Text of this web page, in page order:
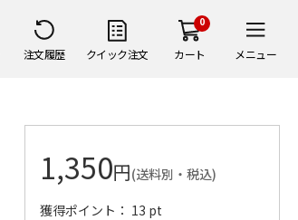
注文履歴 クイック注文
0
カート メニュー
1,350円(送料別・税込)
獲得ポイント： 13 pt